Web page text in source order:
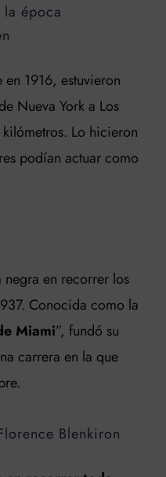
la época
en 1916, estuvieron
Nueva York a Los
Lo hicieron
podían actuar como
en recorrer los
Conocida como la
Miami”, fundó su
carrera en la que
Blenkiron